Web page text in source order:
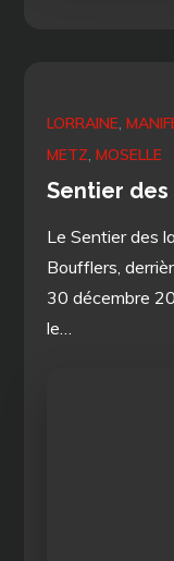
LORRAINE
METZ MOSELLE
Sentier des
Le Sentier des
Boufflers,
30 décembre
le…